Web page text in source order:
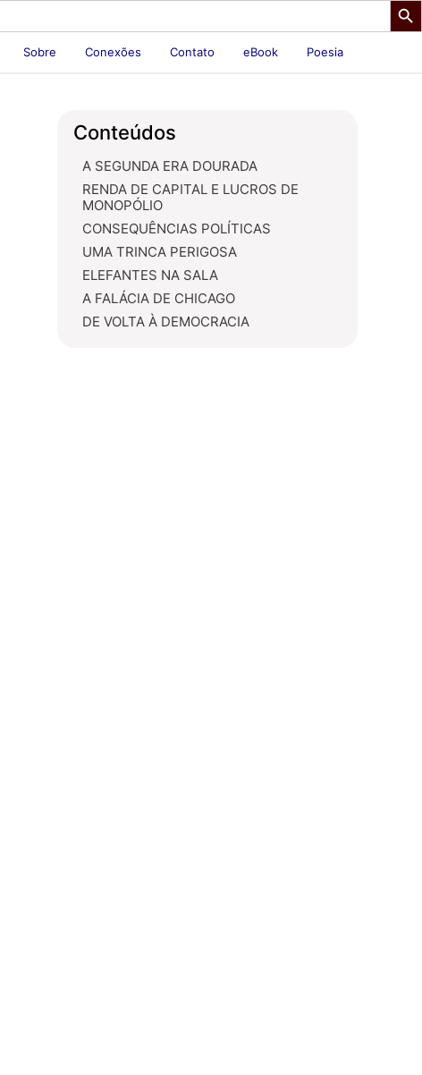
Sobre Conexões Contato eBook Poesia
Conteúdos
A SEGUNDA ERA DOURADA
RENDA DE CAPITAL E LUCROS DE
MONOPÓLIO
CONSEQUÊNCIAS POLÍTICAS
UMA TRINCA PERIGOSA
ELEFANTES NA SALA
A FALÁCIA DE CHICAGO
DE VOLTA À DEMOCRACIA